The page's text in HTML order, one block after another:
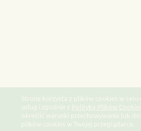
Strona korzysta z plików cookies w celu
usług i zgodnie z Polityką Plików
określić warunki przechowywania lub
plików cookies w Twojej przeglądarce.